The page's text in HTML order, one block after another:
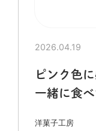
2026.04.19
ピンク色
一緒に食
洋菓子工房